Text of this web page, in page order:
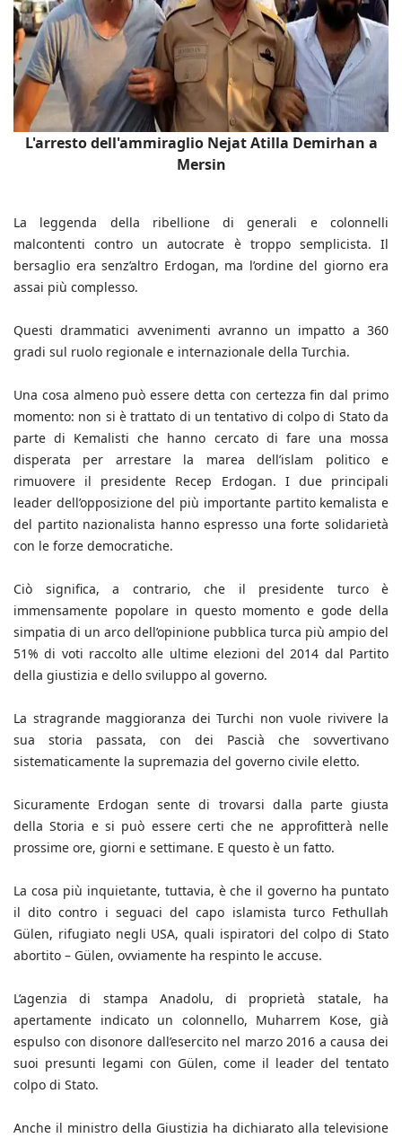
L'arresto dell'ammiraglio Nejat Atilla Demirhan a
Mersin
La leggenda della ribellione di generali e colonnelli
malcontenti contro un autocrate è troppo semplicista. Il
bersaglio era senz’altro Erdogan, ma l’ordine del giorno era
assai più complesso.
Questi drammatici avvenimenti avranno un impatto a 360
gradi sul ruolo regionale e internazionale della Turchia.
Una cosa almeno può essere detta con certezza fin dal primo
momento: non si è trattato di un tentativo di colpo di Stato da
parte di Kemalisti che hanno cercato di fare una mossa
disperata per arrestare la marea dell’islam politico e
rimuovere il presidente Recep Erdogan. I due principali
leader dell’opposizione del più importante partito kemalista e
del partito nazionalista hanno espresso una forte solidarietà
con le forze democratiche.
Ciò significa, a contrario, che il presidente turco è
immensamente popolare in questo momento e gode della
simpatia di un arco dell’opinione pubblica turca più ampio del
51% di voti raccolto alle ultime elezioni del 2014 dal Partito
della giustizia e dello sviluppo al governo.
La stragrande maggioranza dei Turchi non vuole rivivere la
sua storia passata, con dei Pascià che sovvertivano
sistematicamente la supremazia del governo civile eletto.
Sicuramente Erdogan sente di trovarsi dalla parte giusta
della Storia e si può essere certi che ne approfitterà nelle
prossime ore, giorni e settimane. E questo è un fatto.
La cosa più inquietante, tuttavia, è che il governo ha puntato
il dito contro i seguaci del capo islamista turco Fethullah
Gülen, rifugiato negli USA, quali ispiratori del colpo di Stato
abortito – Gülen, ovviamente ha respinto le accuse.
L’agenzia di stampa Anadolu, di proprietà statale, ha
apertamente indicato un colonnello, Muharrem Kose, già
espulso con disonore dall’esercito nel marzo 2016 a causa dei
suoi presunti legami con Gülen, come il leader del tentato
colpo di Stato.
Anche il ministro della Giustizia ha dichiarato alla televisione